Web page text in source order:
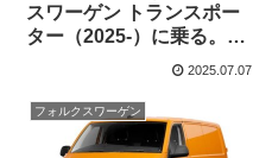
スワーゲン トランスポー
ター（2025-）に乗る。日
本未導入LCVの概要・ス
2025.07.07
フォルクスワーゲン